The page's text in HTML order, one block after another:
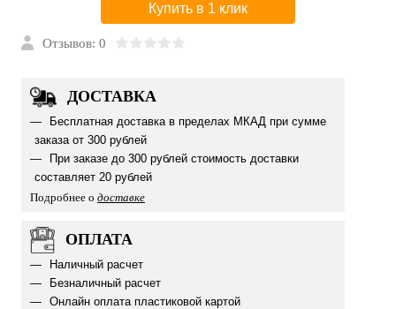
Купить в 1 клик
Отзывов: 0
ДОСТАВКА
Бесплатная доставка в пределах МКАД при сумме
заказа от 300 рублей
При заказе до 300 рублей стоимость доставки
составляет 20 рублей
Подробнее о доставке
ОПЛАТА
Наличный расчет
Безналичный расчет
Онлайн оплата пластиковой картой